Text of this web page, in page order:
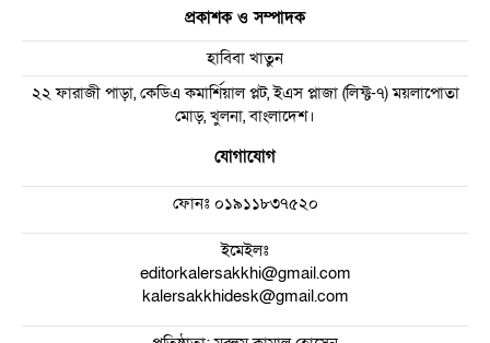
প্রকাশক ও সম্পাদক
হাবিবা খাতুন
২২ ফারাজী পাড়া, কেডিএ কমার্শিয়াল প্লট, ইএস প্লাজা (লিফ্ট-৭) ময়লাপোতা
মোড়, খুলনা, বাংলাদেশ।
যোগাযোগ
ফোনঃ০১৯১১৮৩৭৫২০
ইমেইলঃ
editorkalersakkhi@gmail.com
kalersakkhidesk@gmail.com